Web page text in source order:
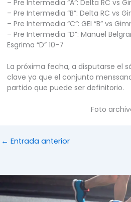
– Pre Intermedia “A”: Delta RC vs
– Pre Intermedia “B”: Delta RC vs
– Pre Intermedia “C”: GEI “B” vs
– Pre Intermedia “D”: Manuel
Esgrima “D” 10-7
La próxima fecha, a disputarse el
clave ya que el conjunto
partido que puede ser definitorio.
Foto
← Entrada anterior